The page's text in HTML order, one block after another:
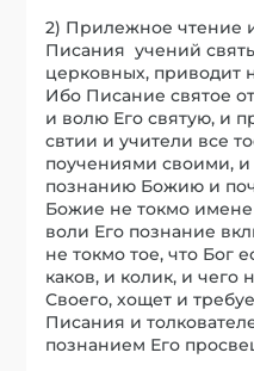
2) Прилежное чтение
Писания учений
церковных, приводит
Ибо Писание святое
и волю Его святую, и
свтии и учители все
поучениями своими, и
познанию Божию и
Божие не токмо
воли Его познание
не токмо тое, что Бог
каков, и колик, и чего
Своего, хощет и
Писания и
познанием Его